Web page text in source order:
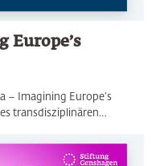
Europe’s
– Imagining Europe’s
transdisziplinären…